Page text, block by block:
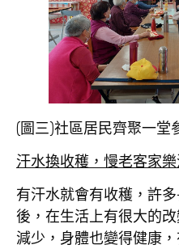
(圖三)社區居民齊聚一堂
汗水換收穫，慢老客家
有汗水就會有收穫，許
後，在生活上有很大的
減少，身體也變得健康